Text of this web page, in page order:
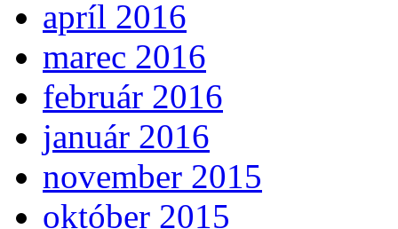
apríl 2016
marec 2016
február 2016
január 2016
november 2015
október 2015